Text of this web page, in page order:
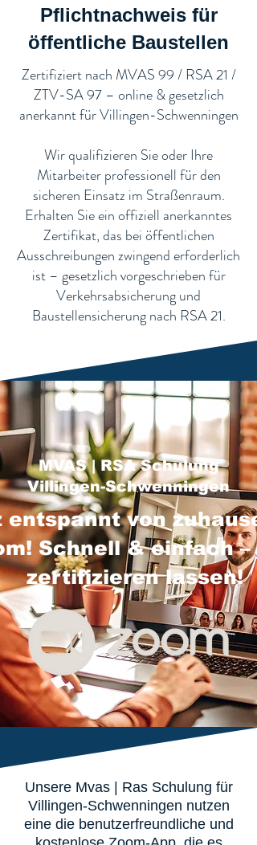
Pflichtnachweis für
öffentliche Baustellen​
​Zertifiziert nach MVAS 99 / RSA 21 /
ZTV-SA 97 – online & gesetzlich
anerkannt für Villingen-Schwenningen
Wir qualifizieren Sie oder Ihre
Mitarbeiter professionell für den
sicheren Einsatz im Straßenraum.
Erhalten Sie ein offiziell anerkanntes
Zertifikat, das bei öffentlichen
Ausschreibungen zwingend erforderlich
ist – gesetzlich vorgeschrieben für
Verkehrsabsicherung und
Baustellensicherung nach RSA 21.
MVAS | RSA Schulung
Villingen-Schwenningen
entspannt von
Schnell & einfach –
zertifizieren lassen!
Unsere Mvas | Ras Schulung für
Villingen-Schwenningen nutzen
eine die benutzerfreundliche und